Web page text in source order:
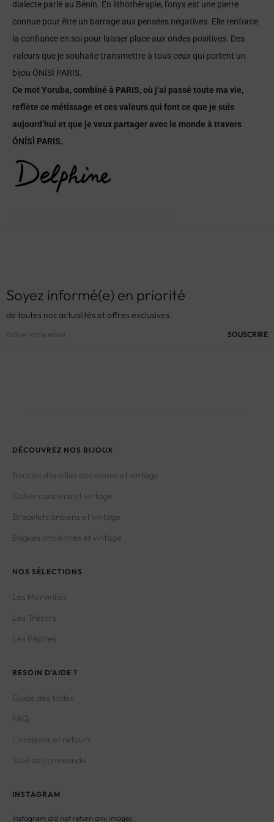
connue pour être un barrage aux pensées négatives. Elle renforce
la confiance en soi pour laisser place aux ondes positives. Des
valeurs que je souhaite transmettre à tous ceux qui portent un
bijou ÓNÍSÌ PARIS.
Ce mot Yoruba, combiné à PARIS, où j’ai passé toute ma vie,
reflète ce métissage et ces valeurs qui font ce que je suis
aujourd’hui et que je veux partager avec le monde à travers
ÓNÍSÌ PARIS.
Soyez informé(e) en priorité
de toutes nos actualités et offres exclusives.
DÉCOUVREZ NOS BIJOUX
Boucles d’oreilles anciennes et vintage
Colliers anciens et vintage
Bracelets anciens et vintage
Bagues anciennes et vintage
NOS SÉLECTIONS
Les Merveilles
Les Trésors
Les Pépites
BESOIN D’AIDE ?
Guide des tailles
FAQ
Livraisons et retours
Suivi de commande
INSTAGRAM
Instagram did not return any images.